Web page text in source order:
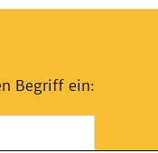
Begriff ein: